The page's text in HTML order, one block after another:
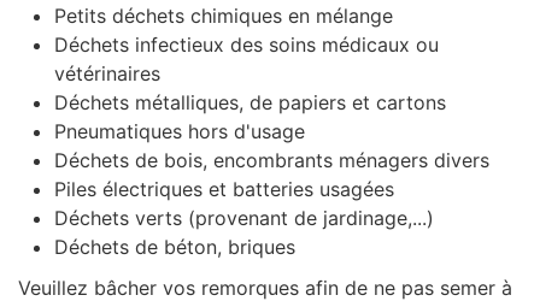
Petits déchets chimiques en mélange
Déchets infectieux des soins médicaux ou
vétérinaires
Déchets métalliques, de papiers et cartons
Pneumatiques hors d'usage
Déchets de bois, encombrants ménagers divers
Piles électriques et batteries usagées
Déchets verts (provenant de jardinage,...)
Déchets de béton, briques
Veuillez bâcher vos remorques afin de ne pas semer à